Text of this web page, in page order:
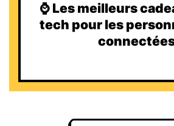
⌚️ Les meilleurs
tech pour les